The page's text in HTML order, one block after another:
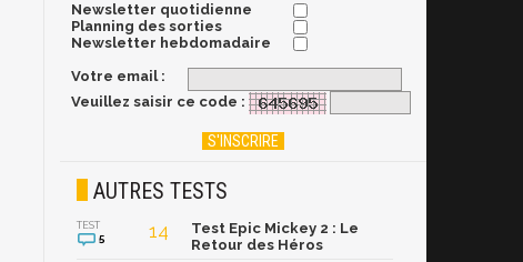
Newsletter quotidienne
Planning des sorties
Newsletter hebdomadaire
Votre email :
Veuillez saisir ce code :
AUTRES TESTS
TEST
5 14
Test Epic Mickey 2 : Le
Retour des Héros